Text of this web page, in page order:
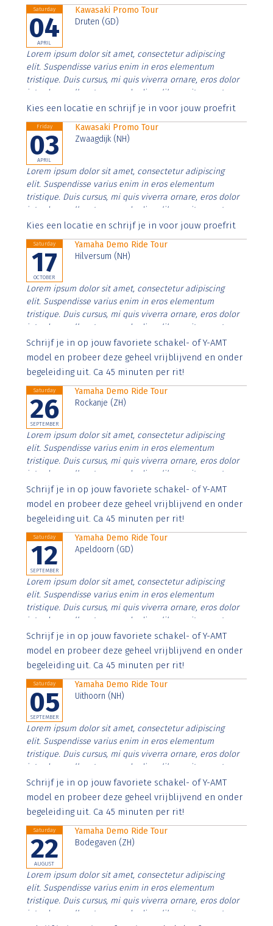
Saturday
04
APRIL
Kawasaki Promo Tour
Druten (GD)
Lorem ipsum dolor sit amet, consectetur adipiscing
elit. Suspendisse varius enim in eros elementum
tristique. Duis cursus, mi quis viverra ornare, eros dolor
interdum nulla, ut commodo diam libero vitae erat.
Aenean faucibus nibh et justo cursus id rutrum lorem
Kies een locatie en schrijf je in voor jouw proefrit
Friday
03
APRIL
Kawasaki Promo Tour
Zwaagdijk (NH)
Lorem ipsum dolor sit amet, consectetur adipiscing
elit. Suspendisse varius enim in eros elementum
tristique. Duis cursus, mi quis viverra ornare, eros dolor
interdum nulla, ut commodo diam libero vitae erat.
Aenean faucibus nibh et justo cursus id rutrum lorem
Kies een locatie en schrijf je in voor jouw proefrit
Saturday
17
OCTOBER
Yamaha Demo Ride Tour
Hilversum (NH)
Lorem ipsum dolor sit amet, consectetur adipiscing
elit. Suspendisse varius enim in eros elementum
tristique. Duis cursus, mi quis viverra ornare, eros dolor
interdum nulla, ut commodo diam libero vitae erat.
Aenean faucibus nibh et justo cursus id rutrum lorem
imperdiet. Nunc ut sem vitae risus tristique posuere.
Schrijf je in op jouw favoriete schakel- of Y-AMT
model en probeer deze geheel vrijblijvend en onder
begeleiding uit. Ca 45 minuten per rit!
Saturday
26
SEPTEMBER
Yamaha Demo Ride Tour
Rockanje (ZH)
Lorem ipsum dolor sit amet, consectetur adipiscing
elit. Suspendisse varius enim in eros elementum
tristique. Duis cursus, mi quis viverra ornare, eros dolor
interdum nulla, ut commodo diam libero vitae erat.
Aenean faucibus nibh et justo cursus id rutrum lorem
imperdiet. Nunc ut sem vitae risus tristique posuere.
Schrijf je in op jouw favoriete schakel- of Y-AMT
model en probeer deze geheel vrijblijvend en onder
begeleiding uit. Ca 45 minuten per rit!
Saturday
12
SEPTEMBER
Yamaha Demo Ride Tour
Apeldoorn (GD)
Lorem ipsum dolor sit amet, consectetur adipiscing
elit. Suspendisse varius enim in eros elementum
tristique. Duis cursus, mi quis viverra ornare, eros dolor
interdum nulla, ut commodo diam libero vitae erat.
Aenean faucibus nibh et justo cursus id rutrum lorem
imperdiet. Nunc ut sem vitae risus tristique posuere.
Schrijf je in op jouw favoriete schakel- of Y-AMT
model en probeer deze geheel vrijblijvend en onder
begeleiding uit. Ca 45 minuten per rit!
Saturday
05
SEPTEMBER
Yamaha Demo Ride Tour
Uithoorn (NH)
Lorem ipsum dolor sit amet, consectetur adipiscing
elit. Suspendisse varius enim in eros elementum
tristique. Duis cursus, mi quis viverra ornare, eros dolor
interdum nulla, ut commodo diam libero vitae erat.
Aenean faucibus nibh et justo cursus id rutrum lorem
imperdiet. Nunc ut sem vitae risus tristique posuere.
Schrijf je in op jouw favoriete schakel- of Y-AMT
model en probeer deze geheel vrijblijvend en onder
begeleiding uit. Ca 45 minuten per rit!
Saturday
22
AUGUST
Yamaha Demo Ride Tour
Bodegaven (ZH)
Lorem ipsum dolor sit amet, consectetur adipiscing
elit. Suspendisse varius enim in eros elementum
tristique. Duis cursus, mi quis viverra ornare, eros dolor
interdum nulla, ut commodo diam libero vitae erat.